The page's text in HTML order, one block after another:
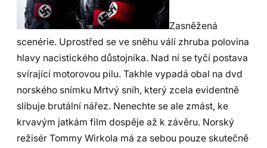
Zasněžená
scenérie. Uprostřed se ve sněhu válí zhruba polovina
hlavy nacistického důstojníka. Nad ní se tyčí postava
svírající motorovou pilu. Takhle vypadá obal na dvd
norského snímku Mrtvý sníh, který zcela evidentně
slibuje brutální nářez. Nenechte se ale zmást, ke
krvavým jatkám film dospěje až k závěru. Norský
režisér Tommy Wirkola má za sebou pouze skutečně